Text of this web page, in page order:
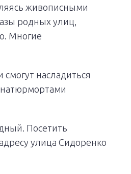
живописными
родных улиц,
Многие
насладиться
Посетить
улица Сидоренко